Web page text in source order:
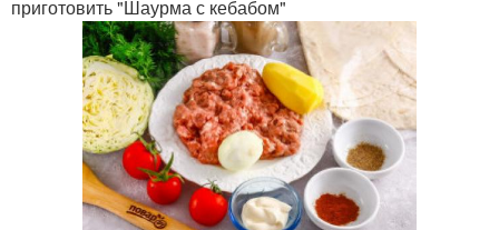
приготовить "Шаурма с кебабом"